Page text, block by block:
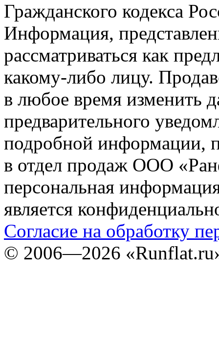
Гражданского кодекса
Информация,
рассматриваться как
какому-либо лицу.
в любое время изменить
предварительного
подробной информации,
в отдел продаж ООО
персональная
является
Согласие на обработку
© 2006—2026